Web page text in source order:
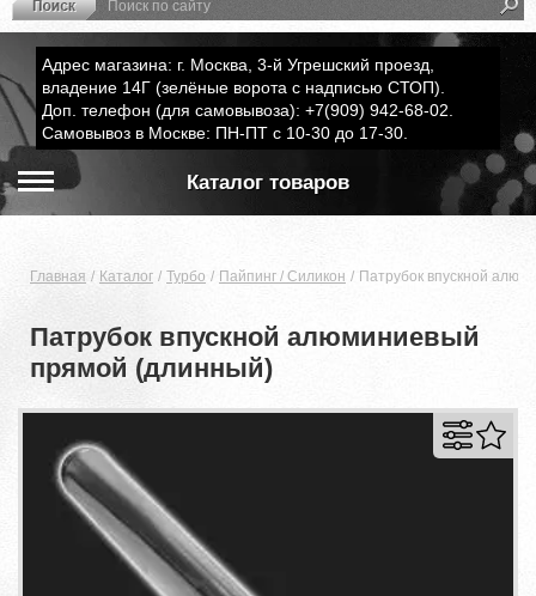
Адрес магазина: г. Москва, 3-й Угрешский проезд,
владение 14Г (зелёные ворота с надписью СТОП).
Доп. телефон (для самовывоза): +7(909) 942-68-02.
Самовывоз в Москве: ПН-ПТ с 10-30 до 17-30.
Каталог товаров
Главная Каталог Турбо Пайпинг / Силикон Патрубок впускной
Патрубок впускной алюминиевый
прямой (длинный)